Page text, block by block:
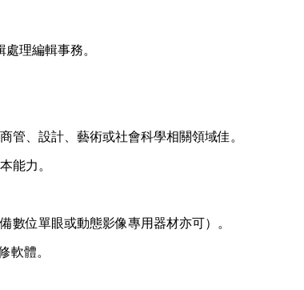
理編輯事務。
管、設計、藝術或社會科學相關領域佳。
能力。
數位單眼或動態影像專用器材亦可）。
軟體。